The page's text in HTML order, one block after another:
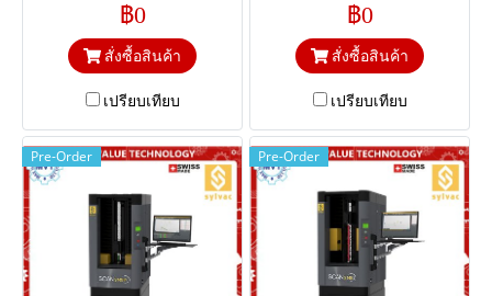
฿0
สั่งซื้อสินค้า
เปรียบเทียบ
฿0
สั่งซื้อสินค้า
เปรียบเทียบ
Pre-Order Pre-Order